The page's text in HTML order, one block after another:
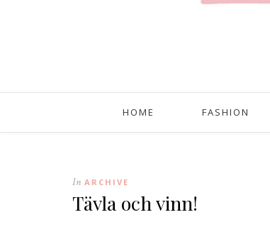
HOME FASHION
In ARCHIVE
Tävla och vinn!